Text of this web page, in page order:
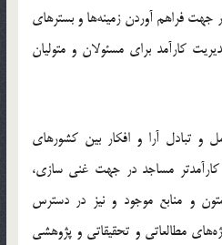
فراهم آوردن زمينه‌ها و بسترهاي
كارآمد براي مسئولان و متوليان
تبادل آرا و افكار بين كشورهاي
مساجد در جهت غني سازي،
و منابع موجود و نيز در دسترس
مطالعاتي و تحقيقاتي و پژوهشي